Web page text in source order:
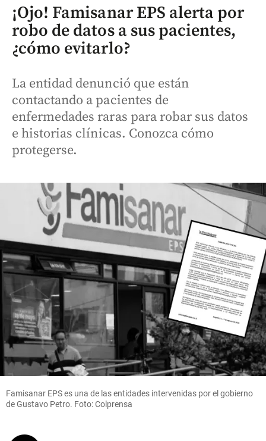
¡Ojo! Famisanar EPS alerta por
robo de datos a sus pacientes,
¿cómo evitarlo?
La entidad denunció que están
contactando a pacientes de
enfermedades raras para robar sus datos
e historias clínicas. Conozca cómo
protegerse.
Famisanar EPS es una de las entidades intervenidas por el gobierno
de Gustavo Petro. Foto: Colprensa